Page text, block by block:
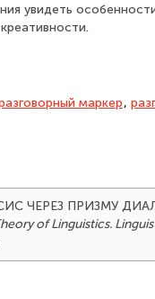
увидеть
маркер,
ЧЕРЕЗ ПРИЗМУ
of Linguistics.